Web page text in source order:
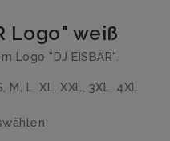
Logo" weiß
"DJ EISBÄR".
L, XL, XXL, 3XL, 4XL